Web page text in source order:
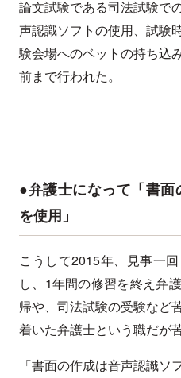
論文試験である司法試験で
声認識ソフトの使用、試験
験会場へのベットの持ち込
前まで行われた。
●弁護士になって「書面
を使用」
こうして2015年、見事一
し、1年間の修習を終え弁
帰や、司法試験の受験など
着いた弁護士という職だが
「書面の作成は音声認識